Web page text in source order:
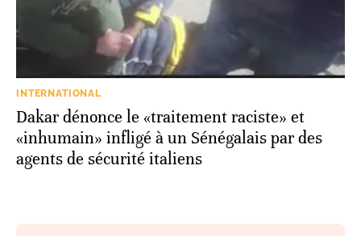
INTERNATIONAL
Dakar dénonce le «traitement raciste» et
«inhumain» infligé à un Sénégalais par des
agents de sécurité italiens